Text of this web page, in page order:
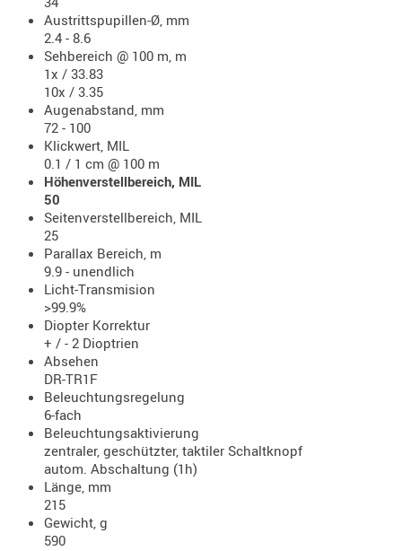
Austrittspupillen-Ø, mm
2.4 - 8.6
Sehbereich @ 100 m, m
1x / 33.83
10x / 3.35
Augenabstand, mm
72 - 100
Klickwert, MIL
0.1 / 1 cm @ 100 m
Höhenverstellbereich, MIL
50
Seitenverstellbereich, MIL
25
Parallax Bereich, m
9.9 - unendlich
Licht-Transmision
>99.9%
Diopter Korrektur
+ / - 2 Dioptrien
Absehen
DR-TR1F
Beleuchtungsregelung
6-fach
Beleuchtungsaktivierung
zentraler, geschützter, taktiler Schaltknopf
autom. Abschaltung (1h)
Länge, mm
215
Gewicht, g
590